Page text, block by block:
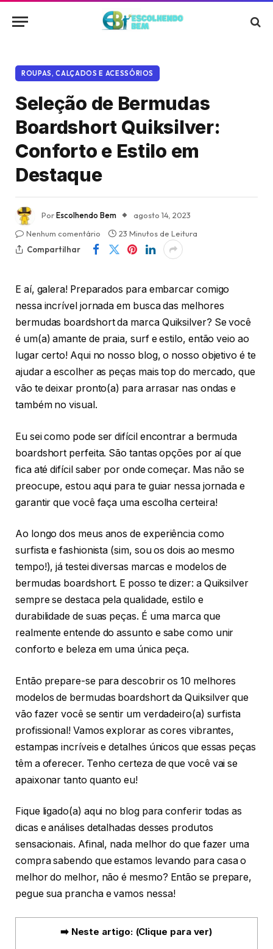
ROUPAS, CALÇADOS E ACESSÓRIOS
Seleção de Bermudas
Boardshort Quiksilver:
Conforto e Estilo em
Destaque
PorEscolhendo Bem
agosto 14, 2023
Nenhum comentário
23 Minutos de Leitura
Compartilhar
E aí, galera! Preparados para embarcar comigo
nessa incrível jornada em busca das melhores
bermudas boardshort da marca Quiksilver? Se você
é um(a) amante de praia, surf e estilo, então veio ao
lugar certo! Aqui no nosso blog, o nosso objetivo é te
ajudar a escolher as peças mais top do mercado, que
vão te deixar pronto(a) para arrasar nas ondas e
também no visual.
Eu sei como pode ser difícil encontrar a bermuda
boardshort perfeita. São tantas opções por aí que
fica até difícil saber por onde começar. Mas não se
preocupe, estou aqui para te guiar nessa jornada e
garantir que você faça uma escolha certeira!
Ao longo dos meus anos de experiência como
surfista e fashionista (sim, sou os dois ao mesmo
tempo!), já testei diversas marcas e modelos de
bermudas boardshort. E posso te dizer: a Quiksilver
sempre se destaca pela qualidade, estilo e
durabilidade de suas peças. É uma marca que
realmente entende do assunto e sabe como unir
conforto e beleza em uma única peça.
Então prepare-se para descobrir os 10 melhores
modelos de bermudas boardshort da Quiksilver que
vão fazer você se sentir um verdadeiro(a) surfista
profissional! Vamos explorar as cores vibrantes,
estampas incríveis e detalhes únicos que essas peças
têm a oferecer. Tenho certeza de que você vai se
apaixonar tanto quanto eu!
Fique ligado(a) aqui no blog para conferir todas as
dicas e análises detalhadas desses produtos
sensacionais. Afinal, nada melhor do que fazer uma
compra sabendo que estamos levando para casa o
melhor do melhor, não é mesmo? Então se prepare,
pegue sua prancha e vamos nessa!
➡️ Neste artigo: (Clique para ver)